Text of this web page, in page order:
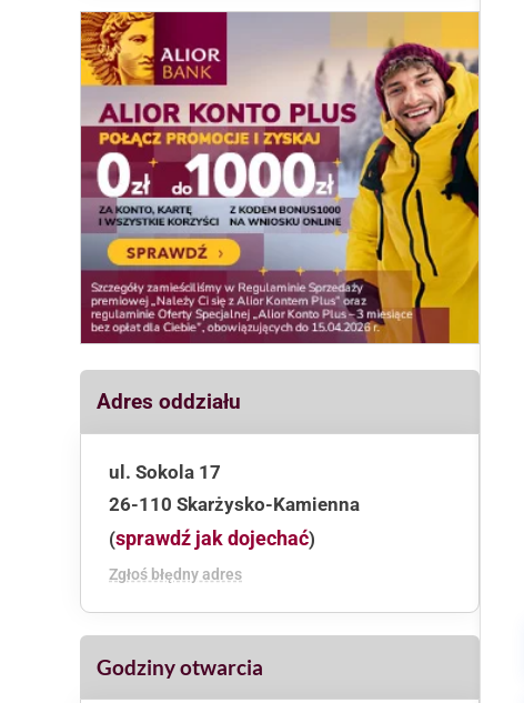
Adres oddziału
ul. Sokola 17
26-110 Skarżysko-Kamienna
(sprawdź jak dojechać)
Zgłoś błędny adres
Godziny otwarcia